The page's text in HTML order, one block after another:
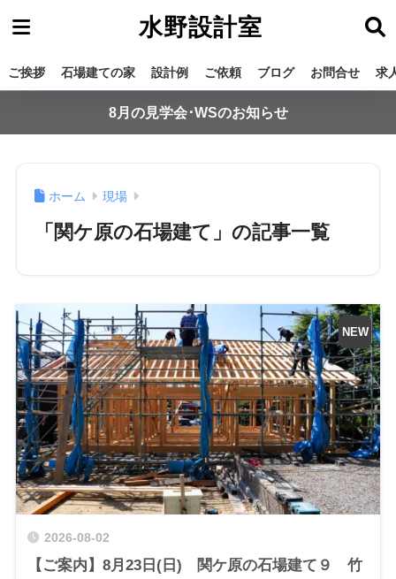
水野設計室
ご挨拶 石場建ての家 設計例 ご依頼 ブログ お問合せ 求
8月の見学会･WSのお知らせ
ホーム 現場
「関ケ原の石場建て」の記事一覧
2026-08-02
【ご案内】8月23日(日) 関ケ原の石場建て９ 竹
NEW